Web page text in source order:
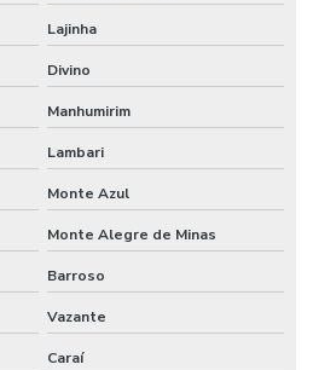
Lajinha
Divino
Manhumirim
Lambari
Monte Azul
Monte Alegre de Minas
Barroso
Vazante
Caraí